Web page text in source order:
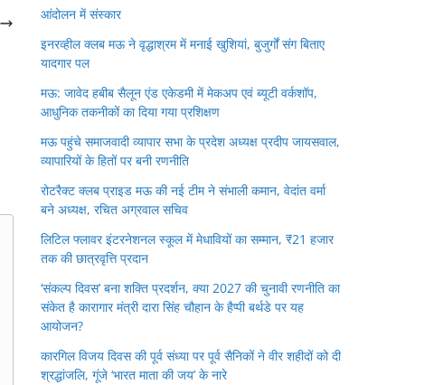
आंदोलन में संस्कार
इनरव्हील क्लब मऊ ने वृद्धाश्रम में मनाई खुशियां, बुजुर्गों संग बिताए
यादगार पल
मऊ: जावेद हबीब सैलून एंड एकेडमी में मेकअप एवं ब्यूटी वर्कशॉप,
आधुनिक तकनीकों का दिया गया प्रशिक्षण
मऊ पहुंचे समाजवादी व्यापार सभा के प्रदेश अध्यक्ष प्रदीप जायसवाल,
व्यापारियों के हितों पर बनी रणनीति
रोटरैक्ट क्लब प्राइड मऊ की नई टीम ने संभाली कमान, वेदांत वर्मा
बने अध्यक्ष, रचित अग्रवाल सचिव
लिटिल फ्लावर इंटरनेशनल स्कूल में मेधावियों का सम्मान, ₹21 हजार
तक की छात्रवृत्ति प्रदान
‘संकल्प दिवस’ बना शक्ति प्रदर्शन, क्या 2027 की चुनावी रणनीति का
संकेत है कारागार मंत्री दारा सिंह चौहान के हैप्पी बर्थडे पर यह
आयोजन?
कारगिल विजय दिवस की पूर्व संध्या पर पूर्व सैनिकों ने वीर शहीदों को दी
श्रद्धांजलि, गूंजे ‘भारत माता की जय’ के नारे